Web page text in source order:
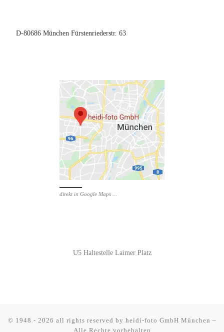
D-80686 München Fürstenriederstr. 63
direkt in Google Maps ...
U5 Haltestelle Laimer Platz
© 1948 - 2026 all rights reserved by heidi-foto GmbH München –
Alle Rechte vorbehalten